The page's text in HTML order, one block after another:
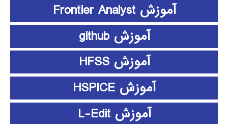
آموزش Frontier Analyst
آموزش github
آموزش HFSS
آموزش HSPICE
آموزش L-Edit